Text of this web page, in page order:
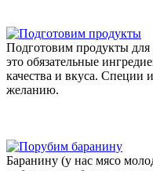
Подготовим продукты
это обязательные
качества и вкуса. Специи
желанию.
Баранину (у нас мясо